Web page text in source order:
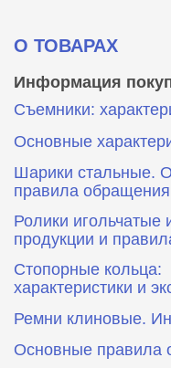
О ТОВАРАХ
Информация
Съемники:
Основные
Шарики стальные.
правила обращения
Ролики игольчатые
продукции и
Стопорные кольца:
характеристики и
Ремни клиновые.
Основные правила